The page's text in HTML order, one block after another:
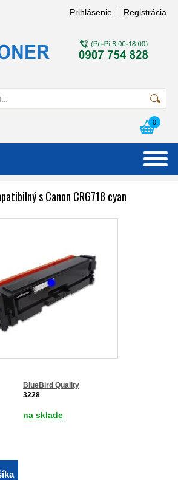
Prihlásenie Registrácia
0
s Canon CRG718 cyan
BlueBird Quality
3228
na sklade